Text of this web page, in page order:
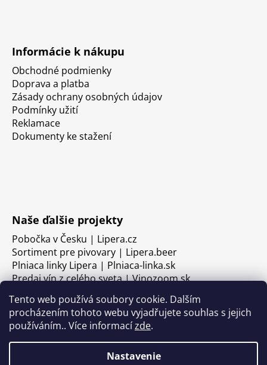
Tento web používá soubory cookie. Dalším
procházením tohoto webu vyjadřujete souhlas s jejich
používáním.. Více informacízde.
Nastavenie
Informácie k nákupu
Obchodné podmienky
Doprava a platba
Zásady ochrany osobných údajov
Podmínky užití
Reklamace
Dokumenty ke stažení
Naše ďalšie projekty
Pobočka v Česku | Lipera.cz
Sortiment pre pivovary | Lipera.beer
Plniaca linky Lipera | Plniaca-linka.sk
Predaj vín z celého sveta | Vinozoom.sk